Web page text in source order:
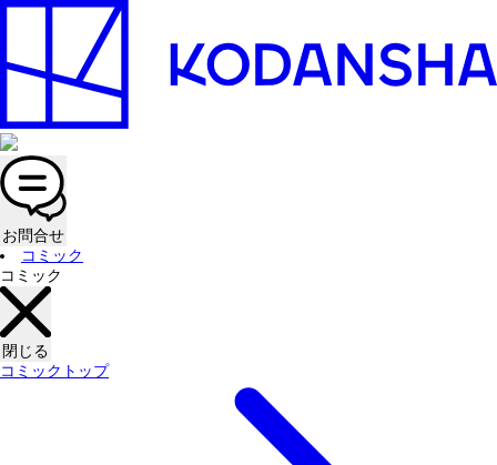
お問合せ
コミック
コミック
閉じる
コミックトップ